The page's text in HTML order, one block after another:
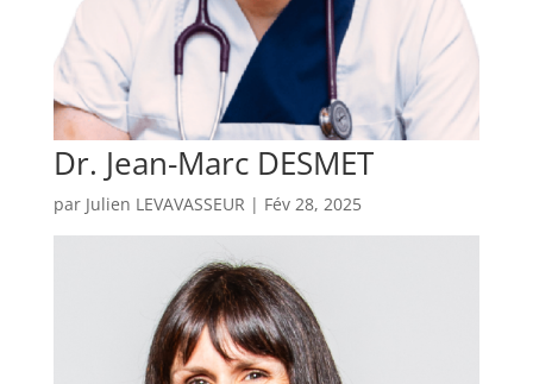
Dr. Jean-Marc DESMET
par Julien LEVAVASSEUR | Fév 28, 2025